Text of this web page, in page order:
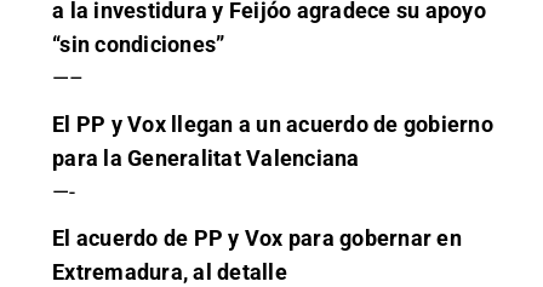
a la investidura y Feijóo agradece su apoyo
“sin condiciones”
—–
El PP y Vox llegan a un acuerdo de gobierno
para la Generalitat Valenciana
—-
El acuerdo de PP y Vox para gobernar en
Extremadura, al detalle